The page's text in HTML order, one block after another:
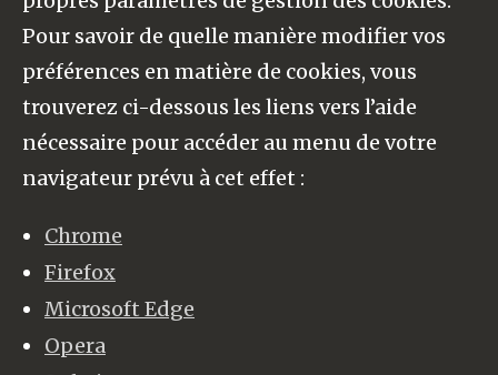
Pour savoir de quelle manière modifier vos
préférences en matière de cookies, vous
trouverez ci-dessous les liens vers l’aide
nécessaire pour accéder au menu de votre
navigateur prévu à cet effet :
Chrome
Firefox
Microsoft Edge
Opera